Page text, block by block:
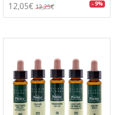
12,05€ 13,25€ - 9%